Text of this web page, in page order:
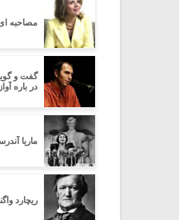
مصاحبه ای
گفت و
در باره
ماریا
ریچارد